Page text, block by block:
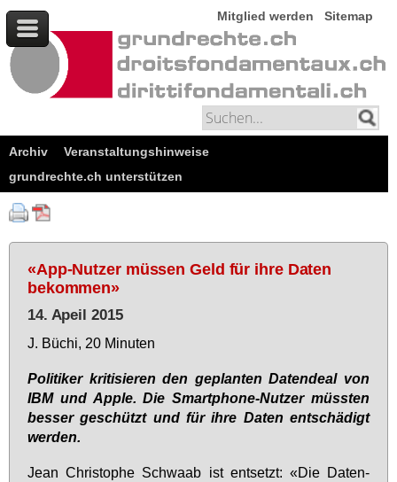
Mitglied werden Sitemap
Archiv
Veranstaltungshinweise
grundrechte.ch unterstützen
«App-Nutzer müssen Geld für ihre Daten
bekommen»
14. Apeil 2015
J. Bü­chi, 20 Mi­nu­ten
Po­li­ti­ker kri­ti­sie­ren den ge­plan­ten Da­ten­deal von
IBM und App­le. Die Smart­pho­ne-Nut­zer müss­ten
bes­ser ge­schützt und für ih­re Da­ten ent­schä­digt
wer­den.
Jean Chris­to­phe Schwa­ab ist ent­setzt: «Die Da­ten­